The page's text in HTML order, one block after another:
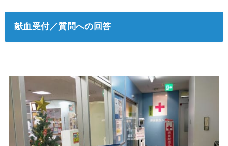
献血受付／質問への回答